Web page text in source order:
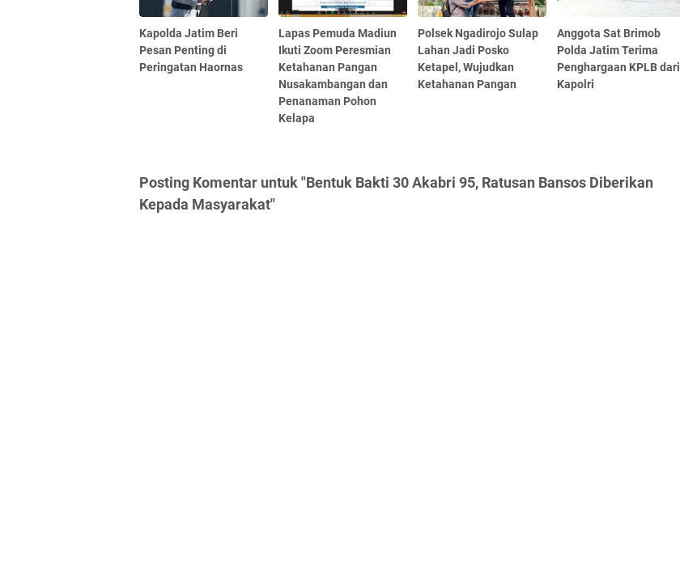
Kapolda Jatim Beri
Pesan Penting di
Peringatan Haornas
Lapas Pemuda Madiun
Ikuti Zoom Peresmian
Ketahanan Pangan
Nusakambangan dan
Penanaman Pohon
Kelapa
Polsek Ngadirojo Sulap
Lahan Jadi Posko
Ketapel, Wujudkan
Ketahanan Pangan
Anggota Sat Brimob
Polda Jatim Terima
Penghargaan KPLB dari
Kapolri
Posting Komentar untuk "Bentuk Bakti 30 Akabri 95, Ratusan Bansos Diberikan
Kepada Masyarakat"